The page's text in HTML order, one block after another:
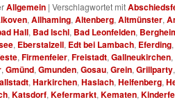
Allgemein | Verschlagwortet mit
, Allhaming, Altenberg, Altmünster,
Hall, Bad Ischl, Bad Leonfelden,
, Eberstalzell, Edt bei Lambach, Eferding,
, Firmenfeier, Freistadt, Gallneukirchen,
, Gmünd, Gmunden, Gosau, Grein, Grillparty,
, Harkirchen, Haslach, Helfenberg,
, Katsdorf, Kefermarkt, Kematen,